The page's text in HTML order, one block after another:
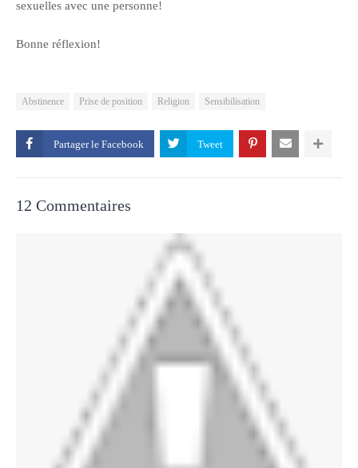
sexuelles avec une personne!
Bonne réflexion!
Abstinence Prise de position Religion Sensibilisation
Partager le
12 Commentaires